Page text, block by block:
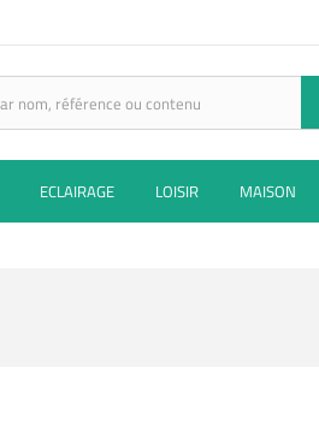
ECLAIRAGE LOISIR MAISON